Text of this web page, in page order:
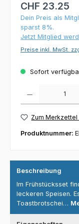
CHF 23.25
Dein Preis als
sparst 8%.
Jetzt Mitglied
Preise inkl. MwSt.
Sofort
Zum
Produktnummer:
Beschreibung
Im Frühstücksset
leckeren Speisen.
Toastbrotschei…